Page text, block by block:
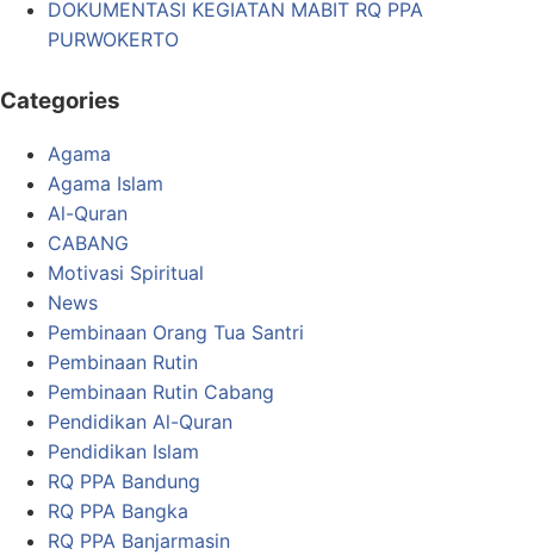
DOKUMENTASI KEGIATAN MABIT RQ PPA
PURWOKERTO
Categories
Agama
Agama Islam
Al-Quran
CABANG
Motivasi Spiritual
News
Pembinaan Orang Tua Santri
Pembinaan Rutin
Pembinaan Rutin Cabang
Pendidikan Al-Quran
Pendidikan Islam
RQ PPA Bandung
RQ PPA Bangka
RQ PPA Banjarmasin